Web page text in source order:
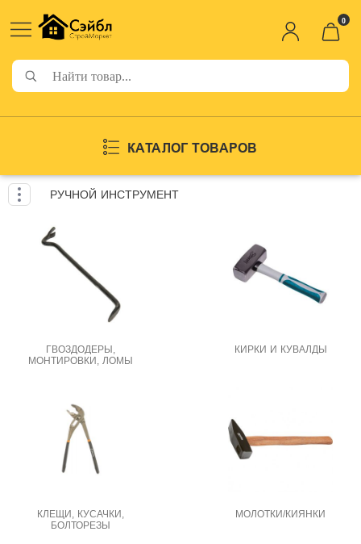
0
КАТАЛОГ ТОВАРОВ
РУЧНОЙ ИНСТРУМЕНТ
ГВОЗДОДЕРЫ,
МОНТИРОВКИ, ЛОМЫ
КИРКИ И КУВАЛДЫ
КЛЕЩИ, КУСАЧКИ,
БОЛТОРЕЗЫ
МОЛОТКИ/КИЯНКИ